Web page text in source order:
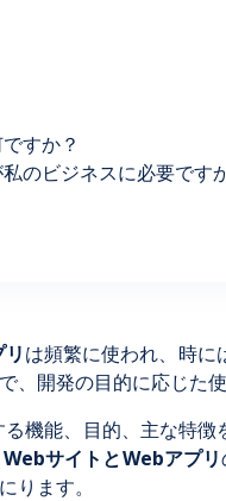
は頻繁に使われ、時に
開発の目的に応じた
機能、目的、主な特徴
WebサイトとWebアプリ
ります。
すか？
のビジネスに必要です